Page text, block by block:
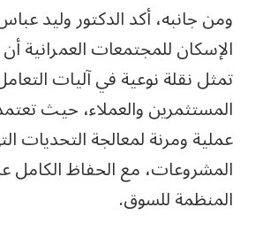
ومن جانبه، أكد الدكتور وليد
الإسكان للمجتمعات العمرانية
تمثل نقلة نوعية في آليات
المستثمرين والعملاء، حيث
عملية ومرنة لمعالجة التحديات
المشروعات، مع الحفاظ الكامل
المنظمة للسوق.